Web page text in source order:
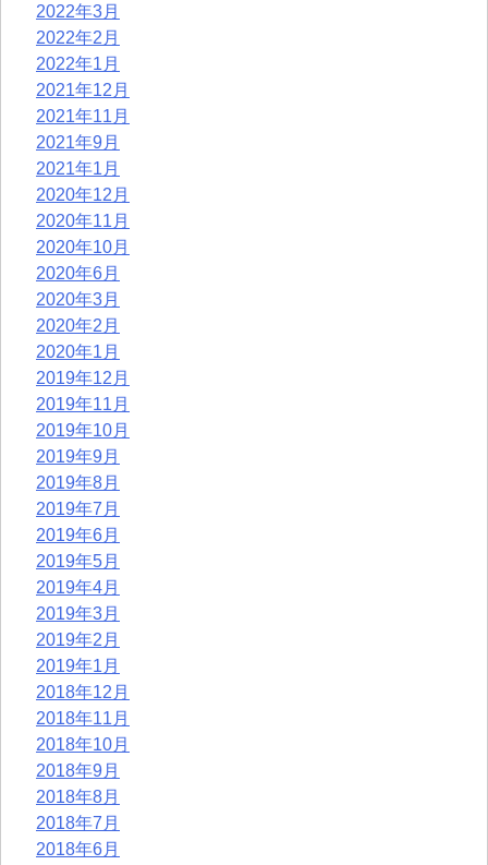
2022年3月
2022年2月
2022年1月
2021年12月
2021年11月
2021年9月
2021年1月
2020年12月
2020年11月
2020年10月
2020年6月
2020年3月
2020年2月
2020年1月
2019年12月
2019年11月
2019年10月
2019年9月
2019年8月
2019年7月
2019年6月
2019年5月
2019年4月
2019年3月
2019年2月
2019年1月
2018年12月
2018年11月
2018年10月
2018年9月
2018年8月
2018年7月
2018年6月